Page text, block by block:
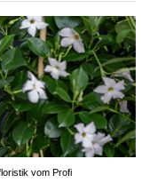
vom Profi